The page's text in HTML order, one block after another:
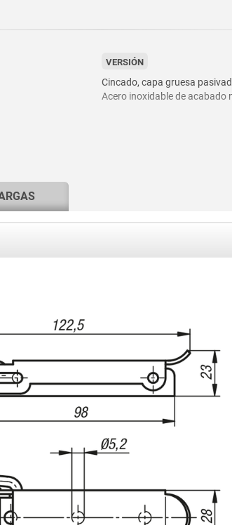
VERSIÓN
Cincado, capa gruesa
Acero inoxidable de acabado